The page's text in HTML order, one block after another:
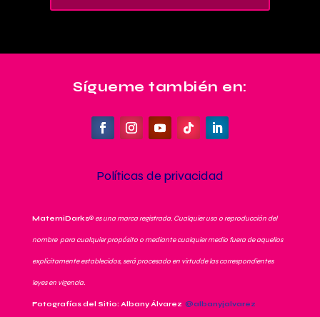
Sígueme también en:
Políticas de privacidad
MaterniDarks®es una marca registrada. Cualquier uso o reproducción del
nombre para cualquier propósito o mediante cualquier medio fuera de aquellos
explícitamente establecidos, será procesado en virtudde las correspondientes
leyes en vigencia.
Fotografías del Sitio: Albany Álvarez @albanyjalvarez